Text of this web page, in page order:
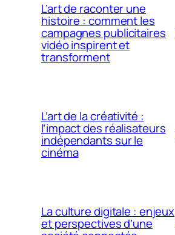
L’art de raconter une
histoire : comment les
campagnes publicitaires
vidéo inspirent et
transforment
L’art de la créativité :
l’impact des réalisateurs
indépendants sur le
cinéma
La culture digitale : enjeux
et perspectives d’une